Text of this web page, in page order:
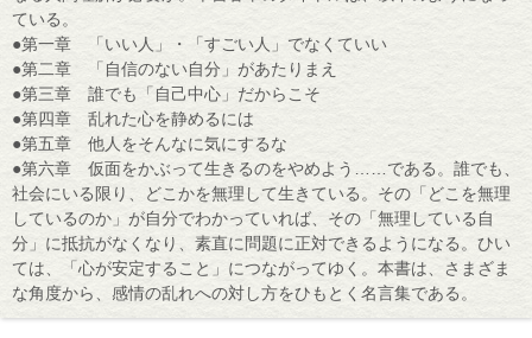
ている。
●第一章 「いい人」・「すごい人」でなくていい
●第二章 「自信のない自分」があたりまえ
●第三章 誰でも「自己中心」だからこそ
●第四章 乱れた心を静めるには
●第五章 他人をそんなに気にするな
●第六章 仮面をかぶって生きるのをやめよう……である。誰でも、
社会にいる限り、どこかを無理して生きている。その「どこを無理
しているのか」が自分でわかっていれば、その「無理している自
分」に抵抗がなくなり、素直に問題に正対できるようになる。ひい
ては、「心が安定すること」につながってゆく。本書は、さまざま
な角度から、感情の乱れへの対し方をひもとく名言集である。